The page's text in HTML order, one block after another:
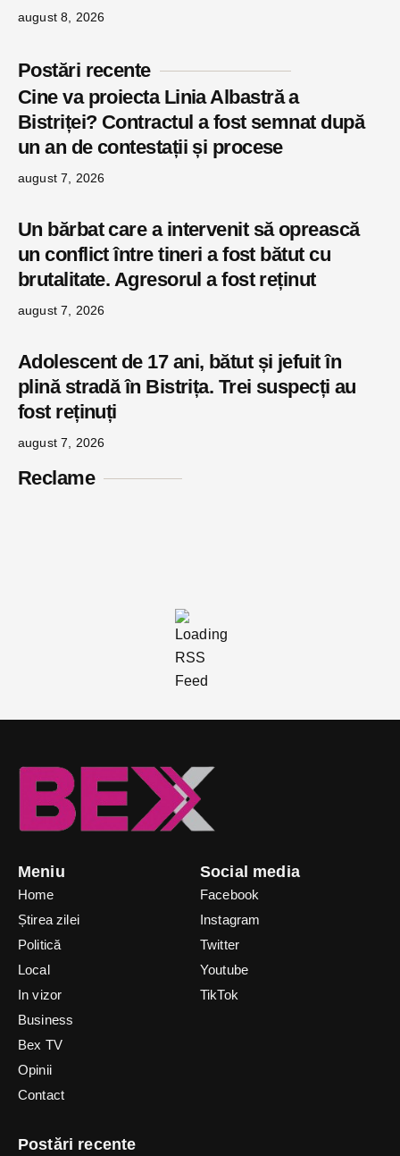
august 8, 2026
Postări recente
Cine va proiecta Linia Albastră a
Bistriței? Contractul a fost semnat după
un an de contestații și procese
august 7, 2026
Un bărbat care a intervenit să oprească
un conflict între tineri a fost bătut cu
brutalitate. Agresorul a fost reținut
august 7, 2026
Adolescent de 17 ani, bătut și jefuit în
plină stradă în Bistrița. Trei suspecți au
fost reținuți
august 7, 2026
Reclame
Meniu
Home
Știrea zilei
Politică
Local
In vizor
Business
Bex TV
Opinii
Contact
Social media
Facebook
Instagram
Twitter
Youtube
TikTok
Postări recente